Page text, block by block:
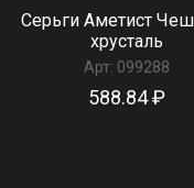
Серьги Аметист
хрусталь
Арт: 099288
588.84 ₽